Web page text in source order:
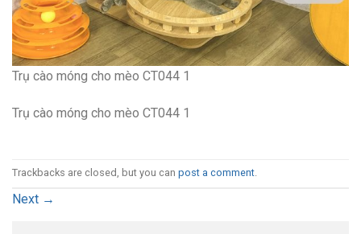
Trụ cào móng cho mèo CT044 1
Trụ cào móng cho mèo CT044 1
Trackbacks are closed, but you can post a comment.
Next →